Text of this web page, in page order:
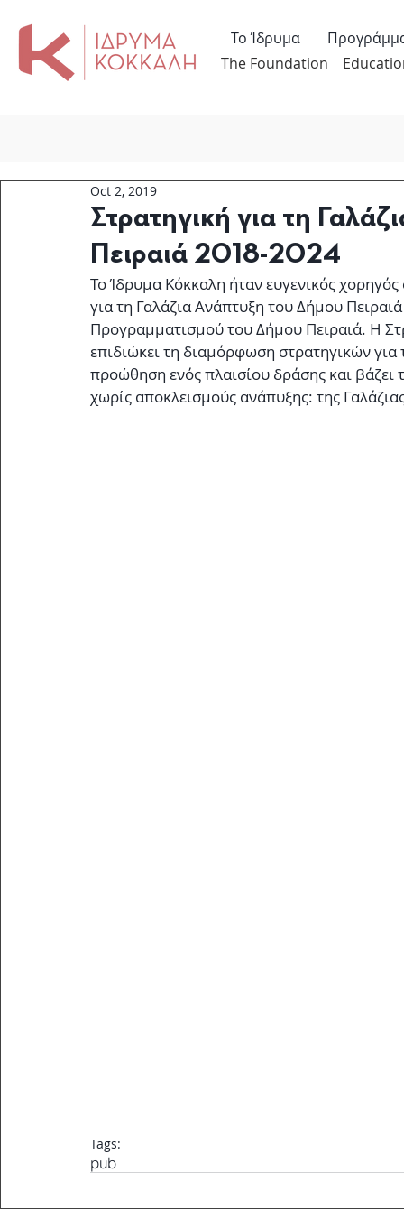
The Foundation
Το Ίδρυμα
Στρατηγική για τη
Πειραιά 2018-2024
Oct 2, 2019
Το Ίδρυμα Κόκκαλη ήταν ευγενικός
για τη Γαλάζια Ανάπτυξη του Δήμου
Προγραμματισμού του Δήμου Πειραιά. Η
επιδιώκει τη διαμόρφωση στρατηγικών
προώθηση ενός πλαισίου δράσης και βάζει
χωρίς αποκλεισμούς ανάπυξης: της
Tags:
pub